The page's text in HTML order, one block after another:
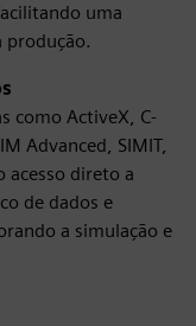
uma
produção.
como ActiveX, C-
Advanced, SIMIT,
acesso direto a
de dados e
a simulação e